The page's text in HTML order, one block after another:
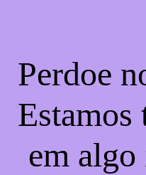
Perdoe
Estamos
em